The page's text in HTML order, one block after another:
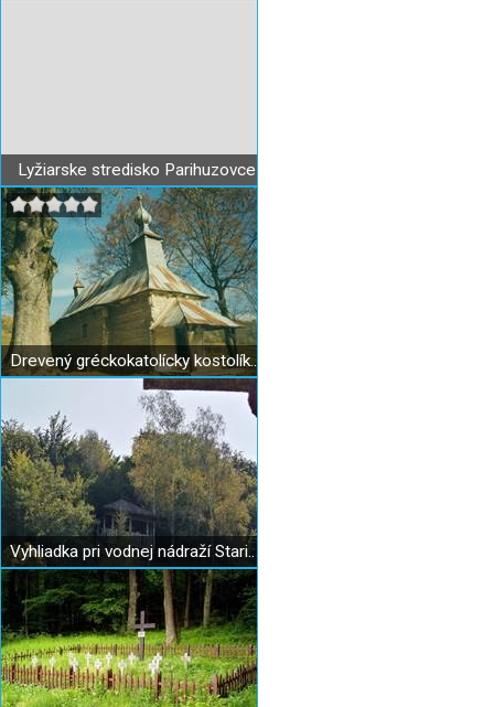
Lyžiarske stredisko Parihuzovce
Drevený gréckokatolícky kostolík v Jalovej
Vyhliadka pri vodnej nádraží Starina